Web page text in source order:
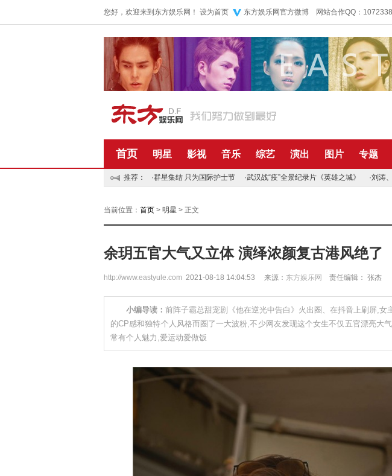
您好，欢迎来到东方娱乐网！ 设为首页 东方娱乐网官方微博 网站合作QQ：
首页 明星 影视 音乐 综艺 演出 图片 专题
推荐： ·群星集结 只为国际护士节 ·武汉战“疫”全景纪录片《英雄之城》 ·刘涛
当前位置： 首页 > 明星 > 正文
余玥五官大气又立体 演绎浓颜复古港风绝了
http://www.eastyule.com 2021-08-18 14:04:53 来源： 东方娱乐网 责任编辑： 张杰
小编导读： 前阵子霸总甜宠剧《他在逆光中告白》火出圈、在抖音上刷屏,女
的CP感和独特个人风格而圈了一大波粉,不少网友发现这个女生不仅五官漂亮大
常有个人魅力,爱运动爱做饭